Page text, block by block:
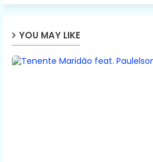
YOU MAY LIKE